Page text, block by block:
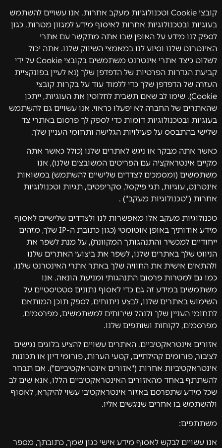
קובצי Cookie וטכנולוגיות מעקב אחרות. אנו עשויים להשתמש
בעוגיות ובטכנולוגיות אחרות לאיסוף מידע למגוון מטרות, כגון
לספק לנו מידע על האופן שבו אתה מתקשר עם אתרי
האינטרנט שלנו וסיוע לנו במאמצי השיווק שלנו. אתה יכול
לשלוט כיצד אתרי אינטרנט משתמשים בקובצי Cookie על ידי
קביעת הגדרות הפרטיות של הדפדפן שלך (נא לעיין בפונקציית
העזרה של הדפדפן שלך כדי ללמוד עוד על בקרות קובצי
Cookie). שימו לב שאם תשבית לחלוטין את העוגיות, ייתכן
שהאתרים של החברה לא יפעלו כראוי. אנו עשויים גם להשתמש
בעוגיות ובטכנולוגיות דומות כדי לספק לך פרסום באתרי צד
שלישי בהתבסס על פעילויות הגלישה ותחומי העניין שלך.
כאשר אתה מבקר או ניגש לאתרים שלנו (כולל כאשר אתה
מקיים אינטראקציה עם הפריטים המשובצים שלנו), אנו
משתמשים (ומסמכים לצדדים שלישיים להשתמש) במשואות
אינטרנט, עוגיות, תגי פיקסל, סקריפטים, תגיות וטכנולוגיות
אחרות ("טכנולוגיות מעקב") .
טכנולוגיות מעקב אלו מאפשרות לנו ולצדדים שלישיים לאסוף
מידע אודותיך באופן אוטומטי (כגון כתובת ה-IP שלך, מזהים
ייחודיים למכשיר והתנהגותך המקוונת), על מנת לשפר את
הניווט שלך באתרים שלנו, לשפר את ביצועי האתרים שלנו
ולהתאים אישית את החוויה שלך באתר אתרי האינטרנט שלנו,
כמו גם למטרות פרסום התנהגותי ומניעת הונאה. אנו
משתמשים במידע זה גם כדי לאסוף נתונים סטטיסטיים על
השימוש באתרים שלנו, לבצע ניתוחים, לספק תוכן המותאם
לתחומי העניין שלך ולנהל שירותים למשתמשים, מפרסמים,
מפרסמים, לקוחות ושותפים שלנו.
אזורים אינטראקטיביים. האתרים עשויים להציע בלוגים נגישים
לציבור, פורומים קהילתיים, קטעי הערות, פורומי דיון או תכונות
אינטראקטיביות אחרות ("אזורים אינטראקטיביים"). אם תבחר
להשתתף באחד מהאזורים האינטראקטיביים הללו, אנא שים לב
שכל מידע שתפרסם באזור אינטראקטיבי עשוי להיקרא, לאסוף
ולהשתמש בו אחרים שניגשים אליו.
משתתפים:
אנו עשויים לבקש לאסוף מידע אישי כגון שמך, כתובתך, מספר